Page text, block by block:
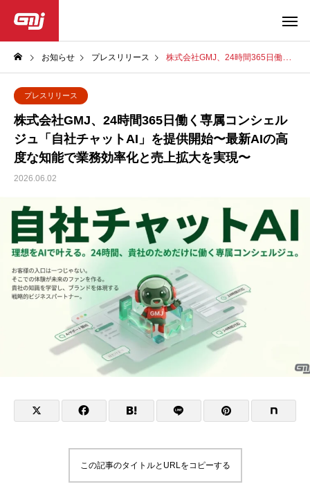
お知らせ プレスリリース 株式会社GMJ、24時間365日働く専属コンシェルジュ「自社チャットAI」を提供開始〜最新AIの高度な知能で業務効率化と売上拡大を実現〜
プレスリリース
株式会社GMJ、24時間365日働く専属コンシェル
ジュ「自社チャットAI」を提供開始〜最新AIの高
度な知能で業務効率化と売上拡大を実現〜
2026.06.02
この記事のタイトルとURLをコピーする